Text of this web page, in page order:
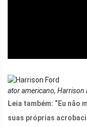
ator americano, Harrison
Leia também: “Eu não
suas próprias